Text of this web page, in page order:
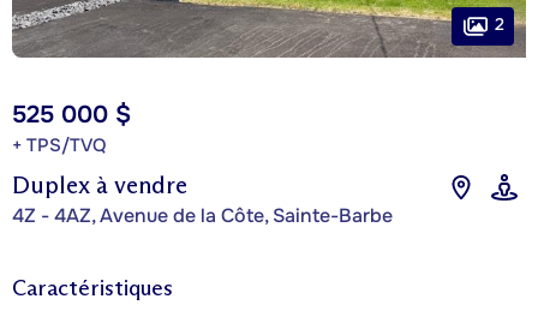
Duplex à vendre
4Z - 4AZ, Avenue de la Côte, Sainte-Barbe
525 000 $
+ TPS/TVQ
2
Caractéristiques